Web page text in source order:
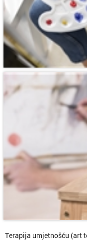
Terapija umjetnošću (art